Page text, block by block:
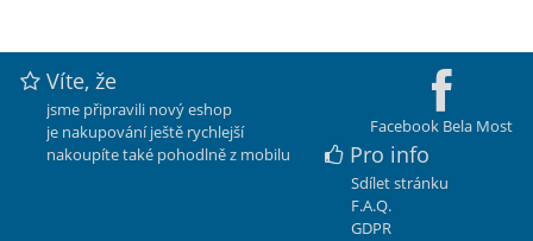
Facebook Bela Most
Víte, že
jsme připravili nový eshop
je nakupování ještě rychlejší
nakoupíte také pohodlně z mobilu
Pro info
Sdílet stránku
F.A.Q.
GDPR